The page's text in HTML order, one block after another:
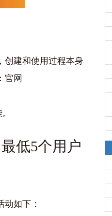
创建和使用过程本身
官网
低5个用户
如下：